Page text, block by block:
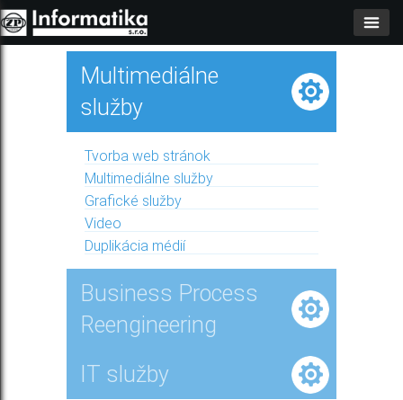
Multimediálne
služby
Tvorba web stránok
Multimediálne služby
Grafické služby
Video
Duplikácia médií
Business Process
Reengineering
IT služby